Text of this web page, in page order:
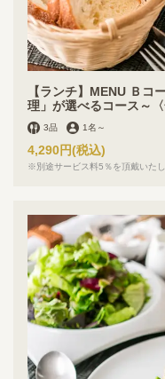
【ランチ】MENU Ｂコ
理」が選べるコース～〈
3品 1名 ～
4,290円(税込)
※別途サービス料5％を頂戴いたし